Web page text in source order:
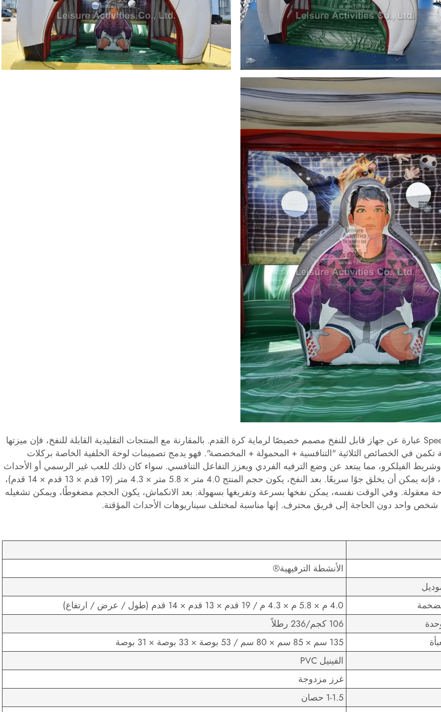
Speed ​​Cage عبارة عن جهاز قابل للنفخ مصمم خصيصًا لرماية كرة القدم. بالمقارنة مع المنتجات التقليدية القابلة للنفخ، فإن ميزتها
تكمن في الخصائص الثلاثية "التنافسية + المحمولة + المخصصة". فهو يدمج تصميمات لوحة الخلفية الخاصة بركلات
وشريط الفيلكرو، مما يبتعد عن وضع الترفيه الفردي ويعزز التفاعل التنافسي. سواء كان ذلك للعب غير الرسمي أو الأحداث
الصغيرة، فإنه يمكن أن يخلق جوًا سريعًا. بعد النفخ، يكون حجم المنتج 4.0 متر × 5.8 متر × 4.3 متر (19 قدم × 13 قدم × 14 قدم)،
معقولة. وفي الوقت نفسه، يمكن نفخها بسرعة وتفريغها بسهولة. بعد الانكماش، يكون الحجم مضغوطًا، ويمكن تشغيله
واحد دون الحاجة إلى فريق محترف. إنها مناسبة لمختلف سيناريوهات الأحداث المؤقتة.
الأنشطة الترفيهية®
4.0 م × 5.8 م × 4.3 م / 19 قدم × 13 قدم × 14 قدم (طول / عرض / ارتفاع)
106 كجم/236 رطلاً
135 سم × 85 سم × 80 سم / 53 بوصة × 33 بوصة × 31 بوصة
الفينيل PVC
غرز مزدوجة
1-1.5 حصان